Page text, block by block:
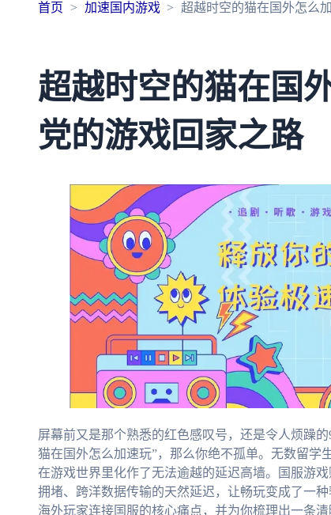
首页 加速国内游戏 超越时空的猫在国外怎么
超越时空的猫在国
党的游戏回家之路
屏幕前又是那个熟悉的红色感叹号，还是令人烦躁
猫在国外怎么加速玩”，那么你绝不孤单。无数留学
在游戏世界里化作了无法逾越的延迟高墙。国服游
拥堵、跨洋数据传输的天然延迟，让畅玩变成了一
海外玩家连接国服的核心痛点，并为你梳理出一条